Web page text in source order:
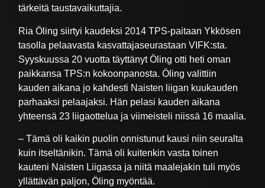
tärkeitä taustavaikuttajia.
Ria Öling siirtyi kaudeksi 2014 TPS-paitaan Ykkösen
tasolla pelaavasta kasvattajaseurastaan VIFK:sta.
Syyskuussa 20 vuotta täyttänyt Öling otti heti oman
paikkansa TPS:n kokoonpanosta. Öling valittiin
kauden aikana jo kahdesti Naisten liigan kuukauden
parhaaksi pelaajaksi. Hän pelasi kauden aikana
yhteensä 23 liigaottelua ja viimeisteli niissä 16 maalia.
– Tämä oli kaikin puolin onnistunut kausi niin seuralta
kuin itseltänikin. Tämä oli kuitenkin vasta toinen
kauteni Naisten Liigassa ja niitä maalejakin tuli myös
yllättävän paljon, Öling myöntää.